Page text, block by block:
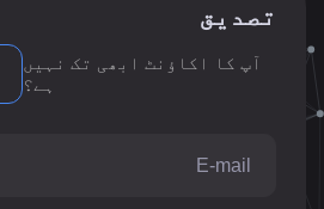
تصدیق
آپ کا اکاؤنٹ ابھی تک نہیں
ہے؟